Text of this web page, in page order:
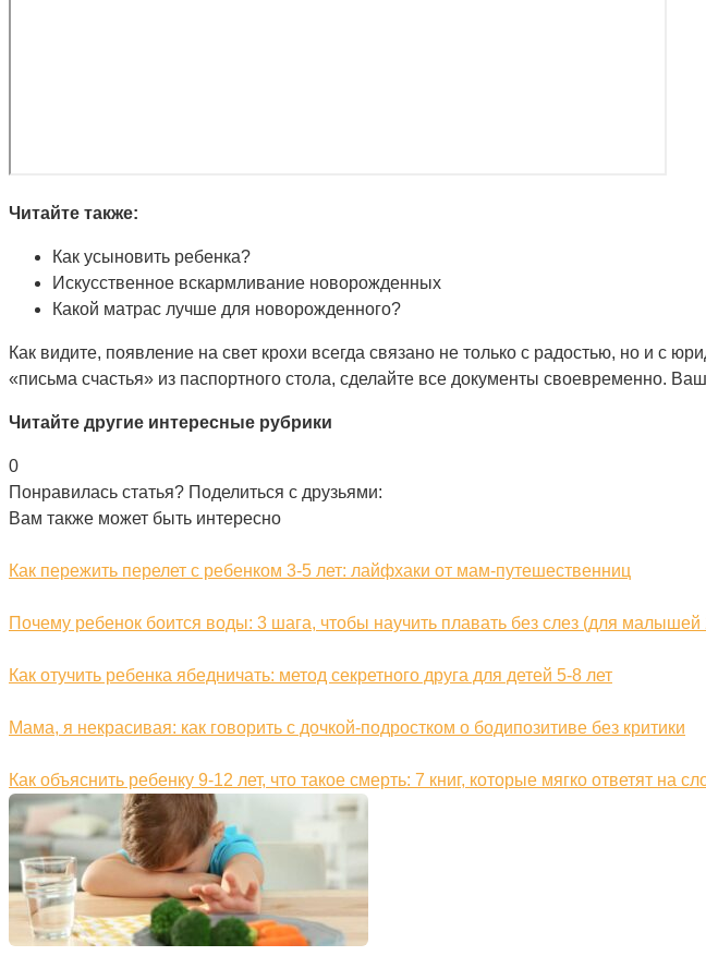
Читайте также:
Как усыновить ребенка?
Искусственное вскармливание новорожденных
Какой матрас лучше для новорожденного?
Как видите, появление на свет крохи всегда связано не только с радостью, но и
«письма счастья» из паспортного стола, сделайте все документы своевременно.
Читайте другие интересные рубрики
0
Понравилась статья? Поделиться с друзьями:
Вам также может быть интересно
Как пережить перелет с ребенком 3-5 лет: лайфхаки от мам-путешественниц
Почему ребенок боится воды: 3 шага, чтобы научить плавать без слез (для малышей
Как отучить ребенка ябедничать: метод секретного друга для детей 5-8 лет
Мама, я некрасивая: как говорить с дочкой-подростком о бодипозитиве без критики
Как объяснить ребенку 9-12 лет, что такое смерть: 7 книг, которые мягко ответят на